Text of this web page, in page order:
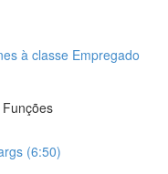
à classe Empregado
(6:50)